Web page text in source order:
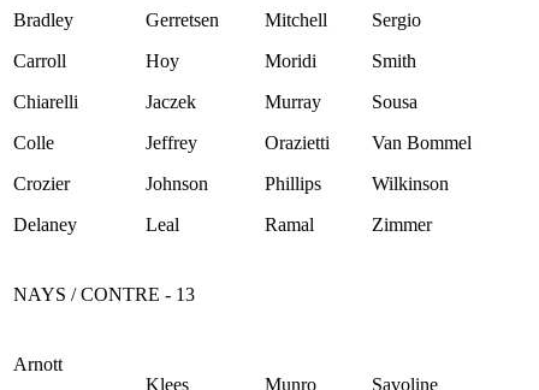
Bradley
Carroll
Chiarelli
Colle
Crozier
Delaney
Gerretsen
Hoy
Jaczek
Jeffrey
Johnson
Leal
Mitchell
Moridi
Murray
Orazietti
Phillips
Ramal
Sergio
Smith
Sousa
Van Bommel
Wilkinson
Zimmer
NAYS / CONTRE - 13
Arnott
Klees
Munro
Savoline